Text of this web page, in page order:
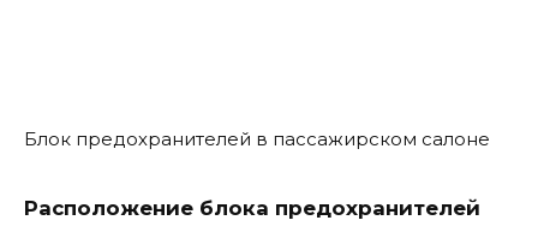
Блок предохранителей в пассажирском салоне
Расположение блока предохранителей